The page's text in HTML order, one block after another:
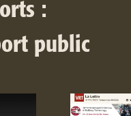
:
public